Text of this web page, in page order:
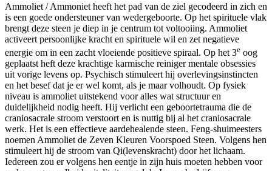
Ammoliet / Ammoniet heeft het pad van de ziel gecodeerd in zich en
is een goede ondersteuner van wedergeboorte. Op het spirituele vlak
brengt deze steen je diep in je centrum tot voltooiing. Ammoliet
activeert persoonlijke kracht en spirituele wil en zet negatieve
energie om in een zacht vloeiende positieve spiraal. Op het 3e oog
geplaatst heft deze krachtige karmische reiniger mentale obsessies
uit vorige levens op. Psychisch stimuleert hij overlevingsinstincten
en het besef dat je er wel komt, als je maar volhoudt. Op fysiek
niveau is ammoliet uitstekend voor alles wat structuur en
duidelijkheid nodig heeft. Hij verlicht een geboortetrauma die de
craniosacrale stroom verstoort en is nuttig bij al het craniosacrale
werk. Het is een effectieve aardehealende steen. Feng-shuimeesters
noemen Ammoliet de Zeven Kleuren Voorspoed Steen. Volgens hen
stimuleert hij de stroom van Qi(levenskracht) door het lichaam.
Iedereen zou er volgens hen eentje in zijn huis moeten hebben voor